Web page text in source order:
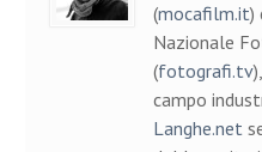
(mocafilm.it)
Nazionale
(fotografi.tv
campo
Langhe.net